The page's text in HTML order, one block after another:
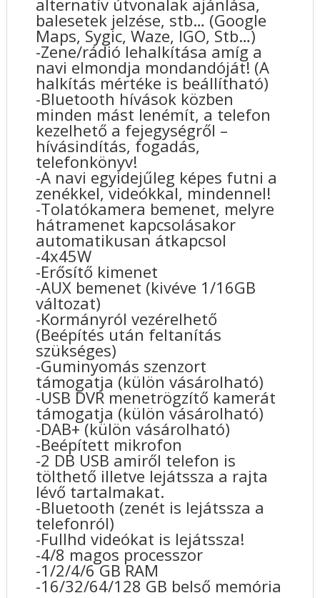
alternatív útvonalak ajánlása,
balesetek jelzése, stb… (Google
Maps, Sygic, Waze, IGO, Stb…)
-Zene/rádió lehalkítása amíg a
navi elmondja mondandóját! (A
halkítás mértéke is beállítható)
-Bluetooth hívások közben
minden mást lenémít, a telefon
kezelhető a fejegységről –
hívásindítás, fogadás,
telefonkönyv!
-A navi egyidejűleg képes futni a
zenékkel, videókkal, mindennel!
-Tolatókamera bemenet, melyre
hátramenet kapcsolásakor
automatikusan átkapcsol
-4x45W
-Erősítő kimenet
-AUX bemenet (kivéve 1/16GB
változat)
-Kormányról vezérelhető
(Beépítés után feltanítás
szükséges)
-Guminyomás szenzort
támogatja (külön vásárolható)
-USB DVR menetrögzítő kamerát
támogatja (külön vásárolható)
-DAB+ (külön vásárolható)
-Beépített mikrofon
-2 DB USB amiről telefon is
tölthető illetve lejátssza a rajta
lévő tartalmakat.
-Bluetooth (zenét is lejátssza a
telefonról)
-Fullhd videókat is lejátssza!
-4/8 magos processzor
-1/2/4/6 GB RAM
-16/32/64/128 GB belső memória